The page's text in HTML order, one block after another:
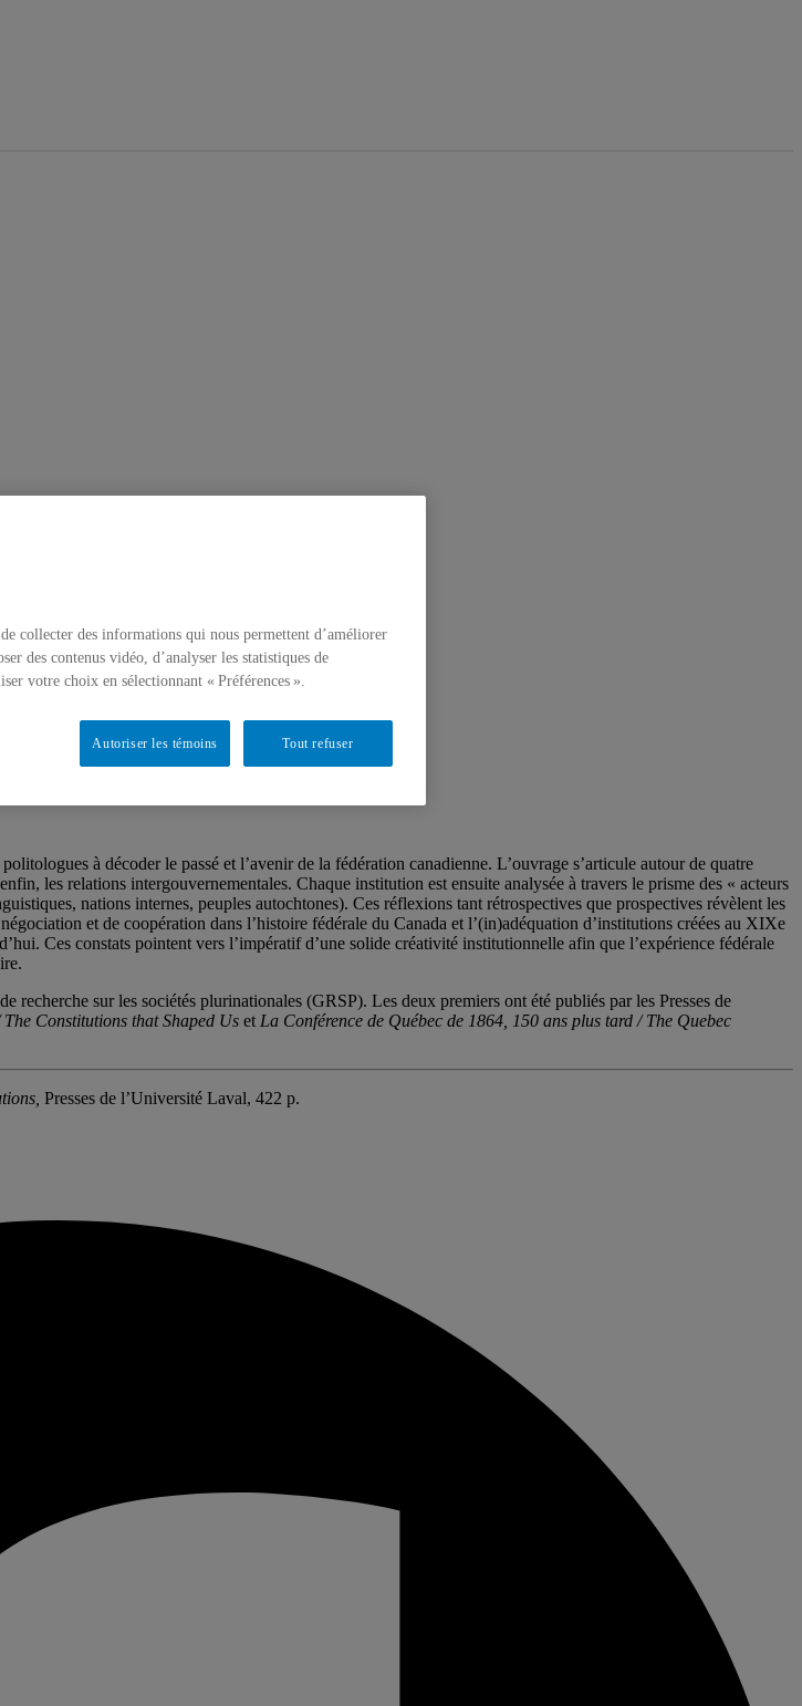
à décoder le passé et l’avenir de la fédération canadienne. L’ouvrage s’articule autour de quatre
les relations intergouvernementales. Chaque institution est ensuite analysée à travers le prisme des « acteurs
nations internes, peuples autochtones). Ces réflexions tant rétrospectives que prospectives révèlent les
et de coopération dans l’histoire fédérale du Canada et l’(in)adéquation d’institutions créées au XIXe
Ces constats pointent vers l’impératif d’une solide créativité institutionnelle afin que l’expérience fédérale
sur les sociétés plurinationales (GRSP). Les deux premiers ont été publiés par les Presses de
Constitutions that Shaped Us et La Conférence de Québec de 1864, 150 ans plus tard / The Quebec
Presses de l’Université Laval, 422 p.
collecter des informations qui nous permettent d’améliorer
des contenus vidéo, d’analyser les statistiques de
votre choix en sélectionnant « Préférences ».
Tout refuser
Autoriser les témoins